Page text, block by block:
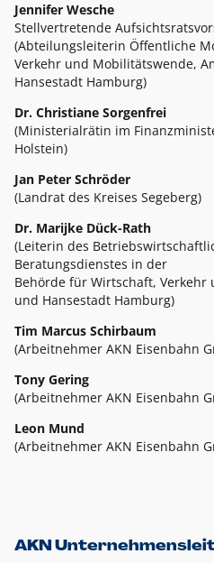
Jennifer Wesche
Stellvertretende
(Abteilungsleiterin Öffentliche
Verkehr und Mobilitätswende,
Hansestadt Hamburg)
Dr. Christiane Sorgenfrei
(Ministerialrätin im
Holstein)
Jan Peter Schröder
(Landrat des Kreises Segeberg)
Dr. Marijke Dück-Rath
(Leiterin des
Beratungsdienstes in der
Behörde für Wirtschaft, Verkehr
und Hansestadt Hamburg)
Tim Marcus Schirbaum
(Arbeitnehmer AKN Eisenbahn
Tony Gering
(Arbeitnehmer AKN Eisenbahn
Leon Mund
(Arbeitnehmer AKN Eisenbahn
AKN